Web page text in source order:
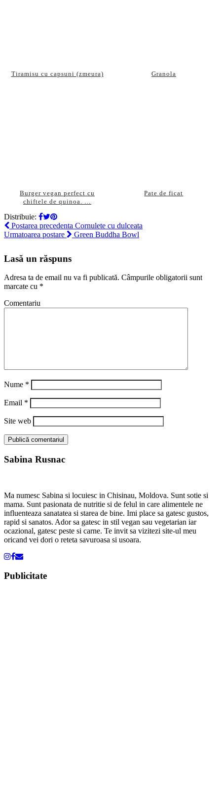
Tiramisu cu capsuni (zmeura) Granola
Burger vegan perfect cu
chiftele de quinoa. …
Pate de ficat
Distribuie:
Postarea precedenta Cornulete cu dulceata
Urmatoarea postare
Green Buddha Bowl
Lasă un răspuns
Adresa ta de email nu va fi publicată. Câmpurile obligatorii sunt
marcate cu *
Comentariu
Nume *
Email *
Site web
Sabina Rusnac
Ma numesc Sabina si locuiesc in Chisinau, Moldova. Sunt sotie si
mama. Sunt pasionata de nutritie si de felul in care alimentele ne
influenteaza sanatatea si starea de bine. Imi place sa gatesc gustos,
rapid si sanatos. Ador sa gatesc in stil vegan sau vegetarian iar
ocazional, gatesc peste si carne. Te invit sa vizitezi site-ul meu
oricand vei dori o reteta savuroasa si usoara.
Publicitate